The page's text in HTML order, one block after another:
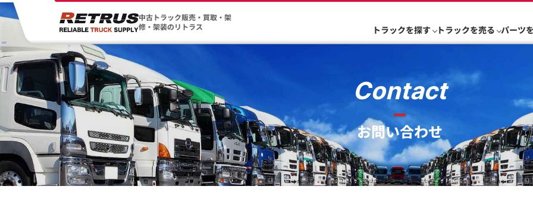
中古トラック販売・買取・架
修・架装のリトラス
トラックを探す トラックを売る パーツ
Contact
お問い合わせ